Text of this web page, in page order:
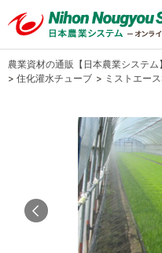
農業資材の通販【日本農業システム】
> 住化灌水チューブ > ミストエー